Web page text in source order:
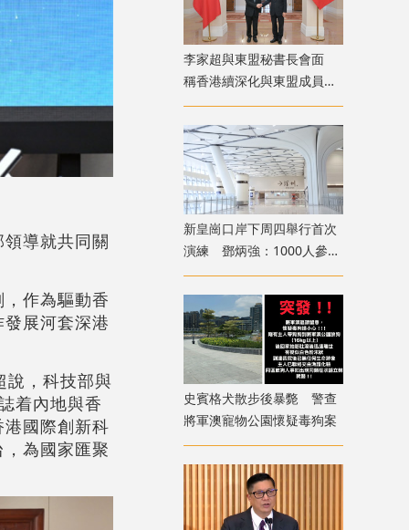
導就共同關
作為驅動香
展河套深港
說，科技部與
着內地與香
國際創新科
為國家匯聚
李家超與東盟秘書長會面
稱香港續深化與東盟成員國
交流合作
新皇崗口岸下周四舉行首次
演練 鄧炳強：1000人參與
測試交通
史賓格犬散步後暴斃 警查
將軍澳寵物公園懷疑毒狗案